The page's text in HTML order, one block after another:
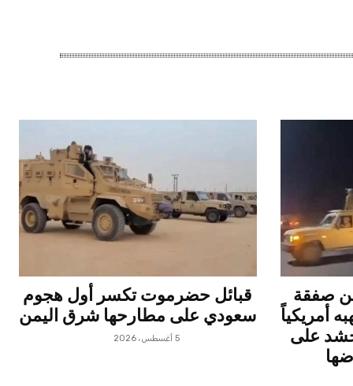
صفقة
أمريكياً
على
قبائل حضرموت تكسر أول هجوم
سعودي على مطارحها شرق اليمن
5 أغسطس، 2026